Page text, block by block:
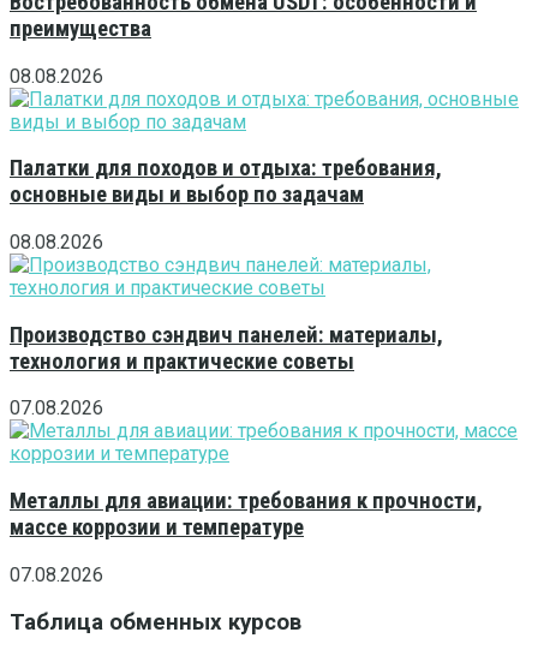
преимущества
08.08.2026
Палатки для походов и отдыха: требования,
основные виды и выбор по задачам
08.08.2026
Производство сэндвич панелей: материалы,
технология и практические советы
07.08.2026
Металлы для авиации: требования к прочности,
массе коррозии и температуре
07.08.2026
Таблица обменных курсов